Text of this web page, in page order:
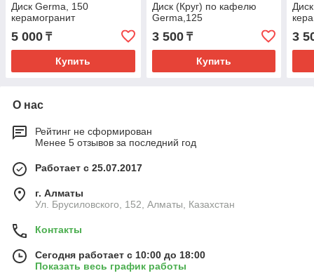
Диск Germa, 150
керамогранит
5 000 ₸
Купить
Диск (Круг) по кафелю
Germa,125
3 500₸
Купить
3
О нас
Рейтинг не сформирован
Менее 5 отзывов за последний год
Работает с 25.07.2017
г. Алматы
Ул. Брусиловского, 152, Алматы, Казахстан
Контакты
Сегодня работает с 10:00 до 18:00
Показать весь график работы